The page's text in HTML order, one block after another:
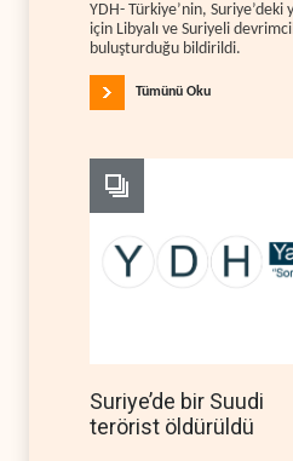
YDH- Türkiye’nin,
için Libyalı ve Suriyeli
buluşturduğu bildirildi.
Tümünü Oku
Suriye’de bir Suudi
terörist öldürüldü